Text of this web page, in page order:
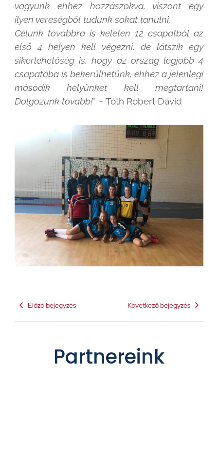
vagyunk ehhez hozzászokva, viszont egy
ilyen vereségből tudunk sokat tanulni.
Célunk továbbra is keleten 12 csapatból az
első 4 helyen kell végezni, de látszik egy
sikerlehetőség is, hogy az ország legjobb 4
csapatába is bekerülhetünk, ehhez a jelenlegi
második helyünket kell megtartani!
Dolgozunk tovább!” – Tóth Robert Dávid
Előző bejegyzés Következő bejegyzés
Partnereink